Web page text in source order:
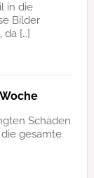
in die
Bilder
[…]
Schäden
gesamte